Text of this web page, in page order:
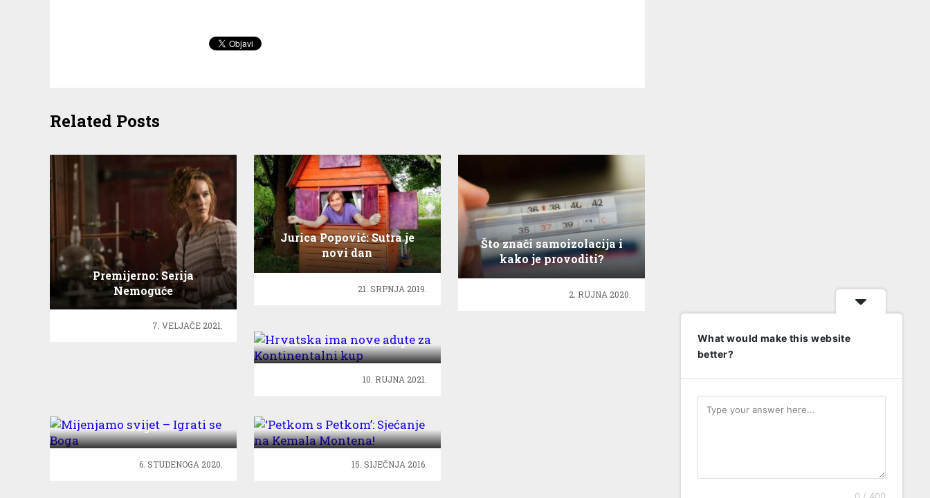
Related Posts
Premijerno: Serija
Nemoguće
7. VELJAČE 2021.
Jurica Popović: Sutra je
novi dan
21. SRPNJA 2019.
Što znači samoizolacija i
kako je provoditi?
2. RUJNA 2020.
za Kontinentalni kup
10. RUJNA 2021.
Boga
6. STUDENOGA 2020.
na Kemala Montena!
15. SIJEČNJA 2016.
What would make this website
better?